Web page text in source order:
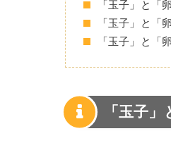
「玉子」と「卵
「玉子」と「
「玉子」と「
「玉子」